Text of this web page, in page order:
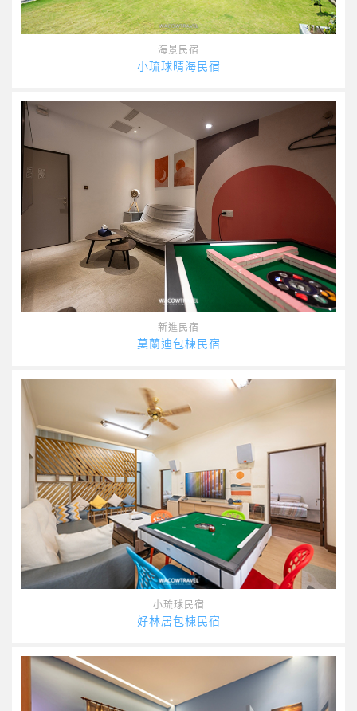
海景民宿
小琉球晴海民宿
新進民宿
莫蘭迪包棟民宿
小琉球民宿
好林居包棟民宿